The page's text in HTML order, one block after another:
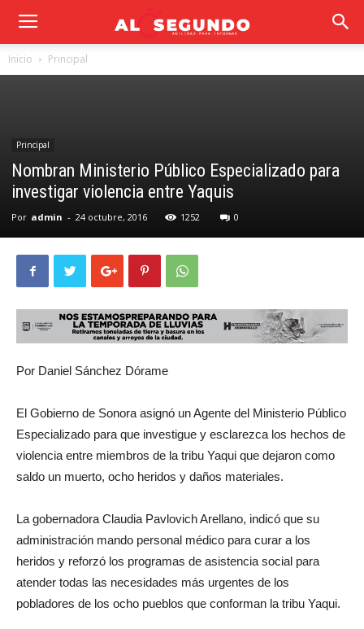
Inicio Principal
Principal
Nombran Ministerio Público Especializado para
investigar violencia entre Yaquis
Por admin - 24 octubre, 2016 1252 0
Por Daniel Sánchez Dórame
El Gobierno de Sonora asignó un Agente del Ministerio Público
Especializado para que investigue y esclarezca los hechos de
violencia entre miembros de la tribu Yaqui que dejaron como
saldo un muerto, ocho heridos y daños materiales.
La gobernadora Claudia Pavlovich Arellano, indicó que su
administración mando personal médico para curar a los
heridos y reforzó los programas de asistencia social para
atender todas las necesidades más urgentes de los
pobladores de los ocho pueblos que conforman la tribu Yaqui.